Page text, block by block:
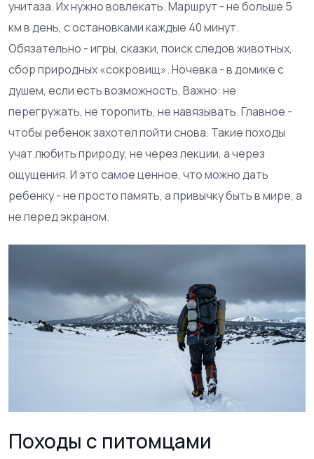
унитаза. Их нужно вовлекать. Маршрут - не больше 5
км в день, с остановками каждые 40 минут.
Обязательно - игры, сказки, поиск следов животных,
сбор природных «сокровищ». Ночевка - в домике с
душем, если есть возможность. Важно: не
перегружать, не торопить, не навязывать. Главное -
чтобы ребенок захотел пойти снова. Такие походы
учат любить природу, не через лекции, а через
ощущения. И это самое ценное, что можно дать
ребенку - не просто память, а привычку быть в мире, а
не перед экраном.
Походы с питомцами